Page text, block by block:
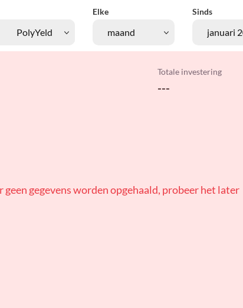
Elke Sinds
Totale investering
---
geen gegevens worden opgehaald, probeer het later